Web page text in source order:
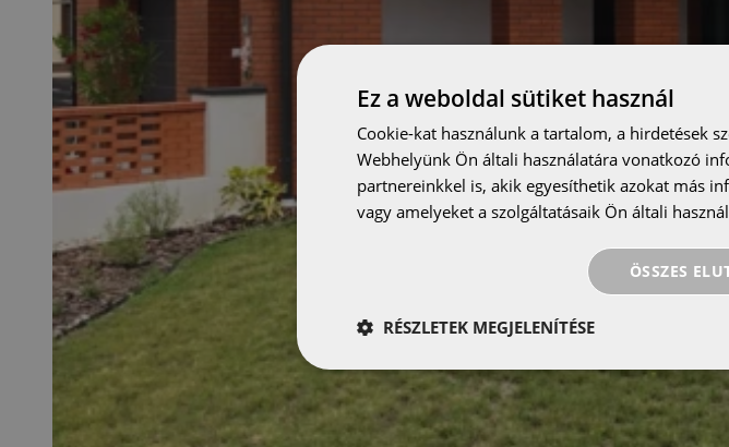
Ez a weboldal sütiket használ
Cookie-kat használunk a tartalom, a hirdetések
Webhelyünk Ön általi használatára vonatkozó
partnereinkkel is, akik egyesíthetik azokat más
vagy amelyeket a szolgáltatásaik Ön általi
ÖSSZES
RÉSZLETEK MEGJELENÍTÉSE